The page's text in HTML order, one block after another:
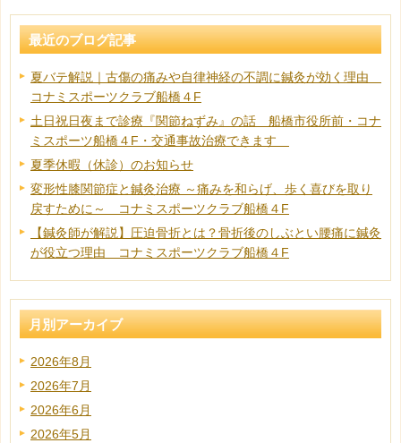
最近のブログ記事
夏バテ解説｜古傷の痛みや自律神経の不調に鍼灸が効く理由
コナミスポーツクラブ船橋４F
土日祝日夜まで診療『関節ねずみ』の話 船橋市役所前・コナ
ミスポーツ船橋４F・交通事故治療できます
夏季休暇（休診）のお知らせ
変形性膝関節症と鍼灸治療 ～痛みを和らげ、歩く喜びを取り
戻すために～ コナミスポーツクラブ船橋４F
【鍼灸師が解説】圧迫骨折とは？骨折後のしぶとい腰痛に鍼灸
が役立つ理由 コナミスポーツクラブ船橋４F
月別アーカイブ
2026年8月
2026年7月
2026年6月
2026年5月